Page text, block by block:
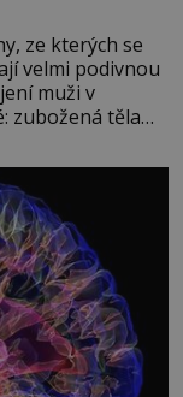
ze kterých se
velmi podivnou
muži v
zubožená těla
1945, druhá